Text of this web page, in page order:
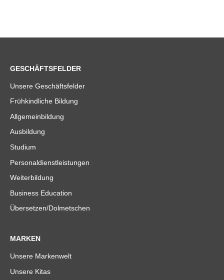
GESCHÄFTSFELDER
Unsere Geschäftsfelder
Frühkindliche Bildung
Allgemeinbildung
Ausbildung
Studium
Personaldienstleistungen
Weiterbildung
Business Education
Übersetzen/Dolmetschen
MARKEN
Unsere Markenwelt
Unsere Kitas